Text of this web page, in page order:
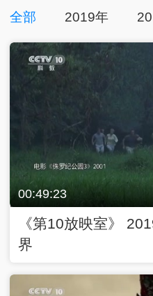
點擊下載
全部 2019年
00:49:23
《第10放映室》
界